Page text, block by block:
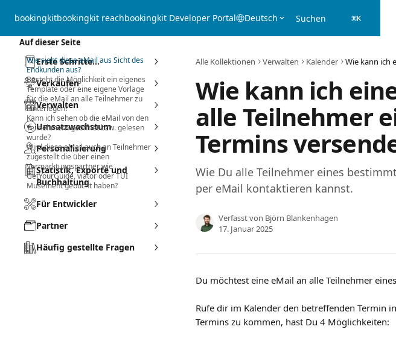
bookingkitbookingkit reachbookingkit Developer Portal Deutsch Suchen ⌘K
Erste Schritte...
Verkaufen
Verwalten
Umsatzwachstum
Personalisierung
Statistik, Exporte und
Buchhaltung
Für Entwickler
Partner
Häufig gestellte Fragen
Alle Kollektionen Verwalten Kalender
Wie kann ich
alle Teilnehmer
Termins
Wie Du alle Teilnehmer eines
per eMail kontaktieren kannst.
Verfasst von Björn Blankenhagen
17. Januar 2025
Du möchtest eine eMail an alle Teilnehmer
Rufe dir im Kalender den betreffenden Termin
Termins zu kommen, hast Du 4 Möglichkeiten:
Auf dieser Seite
Wie sieht diese eMail aus Sicht des
Endkunden aus?
Besteht die Möglichkeit ein eigenes
Template oder eine eigene Vorlage
für die eMail an alle Teilnehmer zu
hinterlegen?
Kann ich sehen ob die eMail von den
Teilnehmern geöffnet bzw. gelesen
wurde?
Wird diese eMail auch an Teilnehmer
zugestellt die über einen
Vermarktungspartner wie
GetYourGuide, viator oder TUI
Musement gebucht haben?